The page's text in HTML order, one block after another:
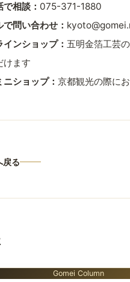
で相談： 075-371-1880
で問い合わせ：
インショップ： 五明金箔工芸
けます
ニショップ： 京都観光の際に
戻る
Gomei Column